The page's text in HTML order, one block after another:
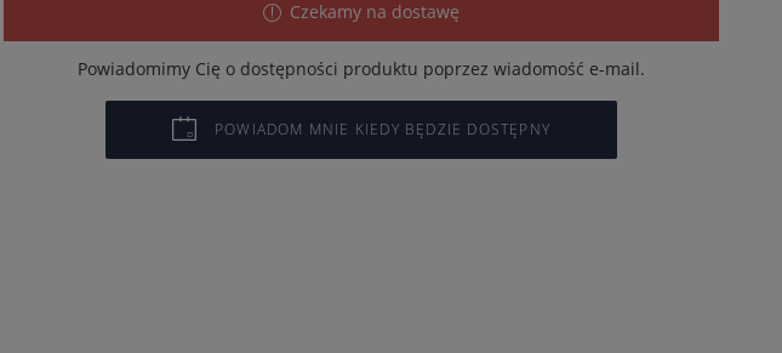
Czekamy na dostawę
Powiadomimy Cię o dostępności produktu poprzez wiadomość e-mail.
POWIADOM MNIE KIEDY BĘDZIE DOSTĘPNY